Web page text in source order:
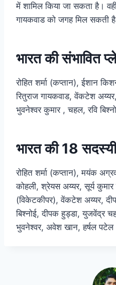
में शामिल किया जा सकता है।
गायकवाड को जगह मिल सकती
भारत की संभावित
रोहित शर्मा (कप्तान), ईशान
रितुराज गायकवाड, वेंकटेश
भुवनेश्वर कुमार , चहल, रवि
भारत की 18
रोहित शर्मा (कप्तान), मयंक
कोहली, श्रेयस अय्यर, सूर्य
(विकेटकीपर), वेंकटेश अय्यर,
बिश्नोई, दीपक हुड्डा, युजवेंद्र
भुवनेश्वर, अवेश खान, हर्षल पटेल